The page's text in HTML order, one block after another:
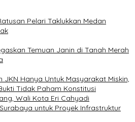
Pelari Taklukkan Medan
Temuan Janin di Tanah Merah
JKN Hanya Untuk Masyarakat Miskin,
Tidak Paham Konstitusi
Wali Kota Eri Cahyadi
untuk Proyek Infrastruktur